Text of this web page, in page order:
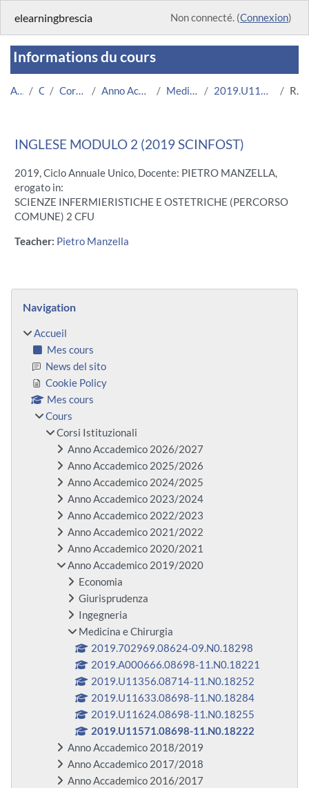
elearningbrescia Non connecté. (Connexion)
Informations du cours
Accueil Cours Corsi Istituzionali Anno Accademico 2019/2020 Medicina e Chirurgia 2019.U11571.08698-11.N0.18222 Résumé
INGLESE MODULO 2 (2019 SCINFOST)
2019, Ciclo Annuale Unico, Docente: PIETRO MANZELLA,
erogato in:
SCIENZE INFERMIERISTICHE E OSTETRICHE (PERCORSO
COMUNE) 2 CFU
Teacher: Pietro Manzella
Blocs
Navigation
Accueil
Mes cours
News del sito
Cookie Policy
Mes cours
Cours
Corsi Istituzionali
Anno Accademico 2026/2027
Anno Accademico 2025/2026
Anno Accademico 2024/2025
Anno Accademico 2023/2024
Anno Accademico 2022/2023
Anno Accademico 2021/2022
Anno Accademico 2020/2021
Anno Accademico 2019/2020
Economia
Giurisprudenza
Ingegneria
Medicina e Chirurgia
2019.702969.08624-09.N0.18298
2019.A000666.08698-11.N0.18221
2019.U11356.08714-11.N0.18252
2019.U11633.08698-11.N0.18284
2019.U11624.08698-11.N0.18255
2019.U11571.08698-11.N0.18222
Anno Accademico 2018/2019
Anno Accademico 2017/2018
Anno Accademico 2016/2017